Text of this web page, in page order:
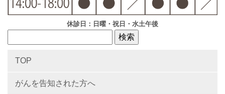
休診日：日曜・祝日・水土午後
TOP
がんを告知された方へ